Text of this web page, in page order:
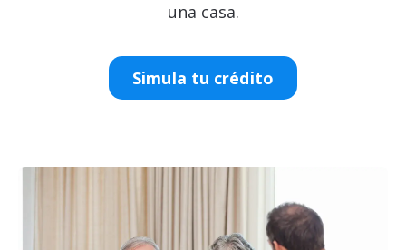
una casa.
Simula tu crédito